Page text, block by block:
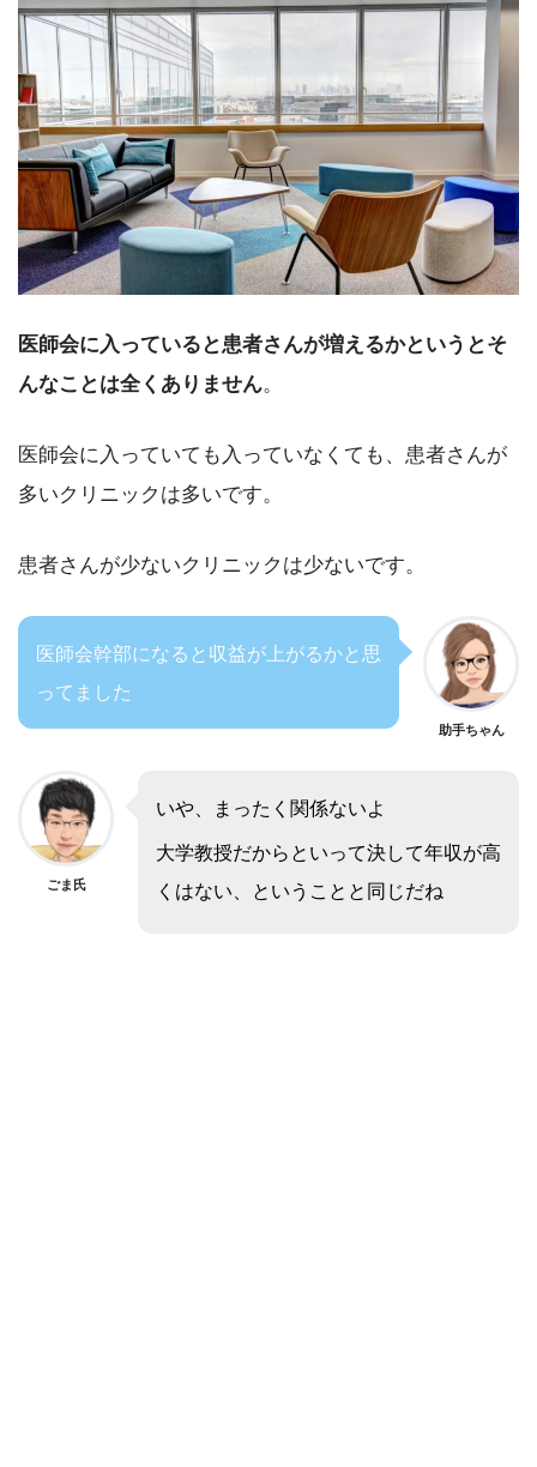
医師会に入っていると患者さんが増えるかというとそ
んなことは全くありません。
医師会に入っていても入っていなくても、患者さんが
多いクリニックは多いです。
患者さんが少ないクリニックは少ないです。
医師会幹部になると収益が上がるかと思
ってました
助手ちゃん
ごま氏
いや、まったく関係ないよ
大学教授だからといって決して年収が高
くはない、ということと同じだね